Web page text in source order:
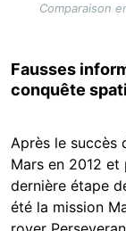
Comparaison
Fausses
conquête
Après le succès
Mars en 2012 et
dernière étape
été la mission